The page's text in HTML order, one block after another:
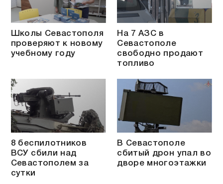
Школы Севастополя
проверяют к новому
учебному году
На 7 АЗС в
Севастополе
свободно продают
топливо
8 беспилотников
ВСУ сбили над
Севастополем за
сутки
В Севастополе
сбитый дрон упал во
дворе многоэтажки